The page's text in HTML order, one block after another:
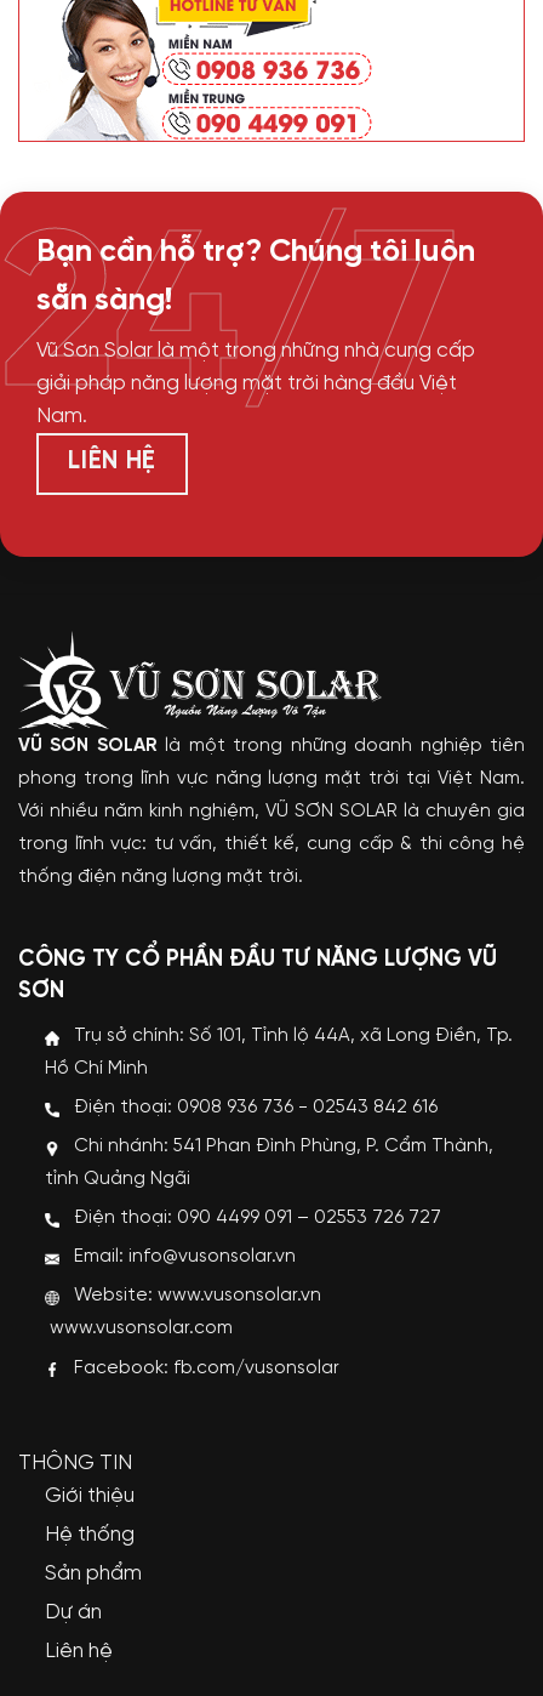
Bạn cần hỗ trợ? Chúng tôi luôn
sẵn sàng!
Vũ Sơn Solar là một trong những nhà cung cấp
giải pháp năng lượng mặt trời hàng đầu Việt
Nam.
LIÊN HỆ
24/7
VŨ SƠN SOLAR là một trong những doanh nghiệp tiên
phong trong lĩnh vực năng lượng mặt trời tại Việt Nam.
Với nhiều năm kinh nghiệm, VŨ SƠN SOLAR là chuyên gia
trong lĩnh vực: tư vấn, thiết kế, cung cấp & thi công hệ
thống điện năng lượng mặt trời.
CÔNG TY CỔ PHẦN ĐẦU TƯ NĂNG LƯỢNG VŨ
SƠN
Trụ sở chính: Số 101, Tỉnh lộ 44A, xã Long Điền, Tp.
Hồ Chí Minh
Điện thoại: 0908 936 736 - 02543 842 616
Chi nhánh: 541 Phan Đình Phùng, P. Cẩm Thành,
tỉnh Quảng Ngãi
Điện thoại: 090 4499 091 – 02553 726 727
Email: info@vusonsolar.vn
Website:www.vusonsolar.vn
www.vusonsolar.com
Facebook: fb.com/vusonsolar
THÔNG TIN
Giới thiệu
Hệ thống
Sản phẩm
Dự án
Liên hệ